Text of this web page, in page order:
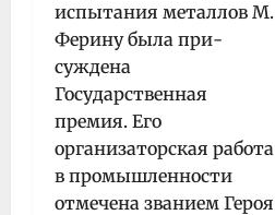
испытания металлов М.
Ферину была при­
суждена
Государственная
премия. Его
организатор­ская работа
в промышленности
отмечена званием Ге­роя